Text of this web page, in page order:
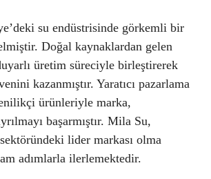
su endüstrisinde görkemli bir
Doğal kaynaklardan gelen
üretim süreciyle birleştirerek
kazanmıştır. Yaratıcı pazarlama
ürünleriyle marka,
başarmıştır. Mila Su,
lider markası olma
adımlarla ilerlemektedir.